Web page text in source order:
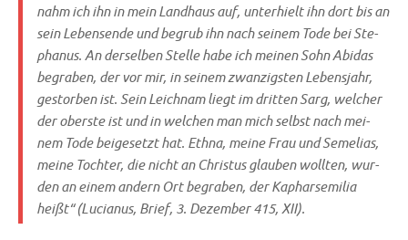
nahm ich ihn in mein Land­haus auf, unter­hielt ihn dort bis an
sein Lebens­en­de und begrub ihn nach sei­nem Tode bei Ste­
pha­nus. An der­sel­ben Stel­le habe ich mei­nen Sohn Abidas
begra­ben, der vor mir, in sei­nem zwan­zig­sten Lebens­jahr,
gestor­ben ist. Sein Leich­nam liegt im drit­ten Sarg, wel­cher
der ober­ste ist und in wel­chen man mich selbst nach mei­
nem Tode bei­gesetzt hat. Eth­na, mei­ne Frau und Seme­li­as,
mei­ne Toch­ter, die nicht an Chri­stus glau­ben woll­ten, wur­
den an einem andern Ort begra­ben, der Kaphar­se­mi­lia
heißt“ (Lucia­nus, Brief, 3. Dezem­ber 415, XII).